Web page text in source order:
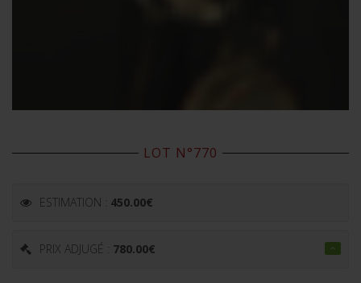
LOT N°770
ESTIMATION : 450.00€
PRIX ADJUGÉ : 780.00€